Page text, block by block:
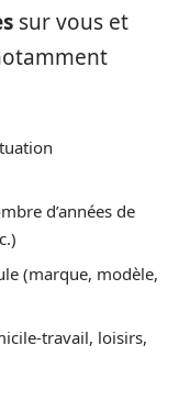
sur vous et
d’années de
(marque, modèle,
travail, loisirs,